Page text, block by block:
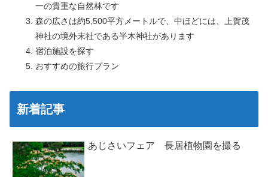
一の貴重な自然林です
森の広さは約5,500平方メートルで、中ほどには、上賀茂
神社の境外末社である半木神社があります
宿泊施設を探す
おすすめの旅行プラン
新着記事
あじさいフェア 長居植物園を撮る